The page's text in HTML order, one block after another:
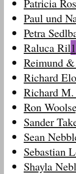
Patricia
Paul und
Petra
Raluca Ril1
Reimund
Richard
Richard
Ron
Sander
Sean
Sebastian
Shayla